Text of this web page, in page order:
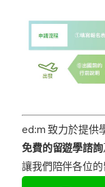
ed:m 致力於提供
免費的留遊學諮詢
讓我們陪伴各位的